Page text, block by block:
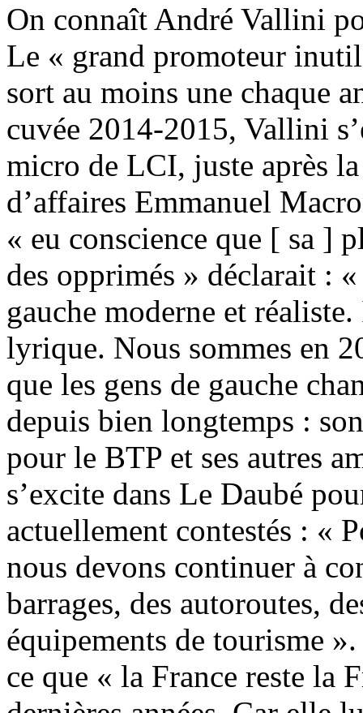
On connaît André Vallini
Le « grand promoteur
sort au moins une chaque
cuvée 2014-2015, Vallini
micro de LCI, juste après
d’affaires Emmanuel
« eu conscience que [ sa ]
des opprimés » déclarait :
gauche moderne et
lyrique. Nous sommes en
que les gens de gauche
depuis bien longtemps :
pour le BTP et ses autres
s’excite dans Le Daubé
actuellement contestés : «
nous devons continuer à
barrages, des autoroutes,
équipements de tourisme
ce que « la France reste la